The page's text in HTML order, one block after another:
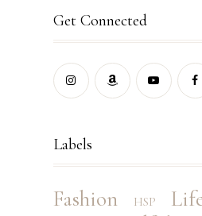
Get Connected
Labels
Fashion HSP